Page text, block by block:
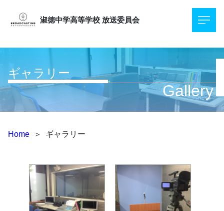
淑徳中学高等学校 放送委員会
ギャラリー
Gallery
Home ＞ ギャラリー